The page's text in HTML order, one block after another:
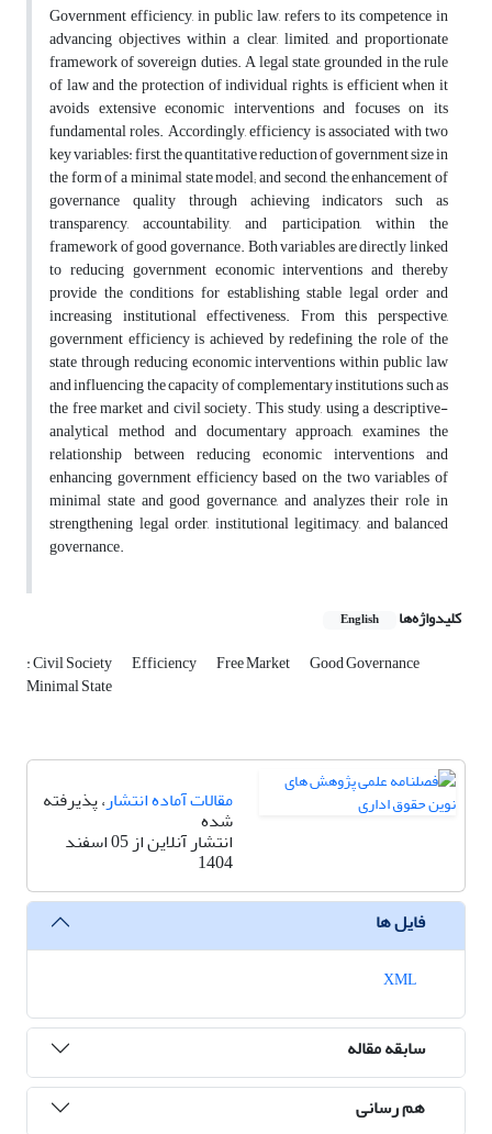
Government efficiency, in public law, refers to its competence in
advancing objectives within a clear, limited, and proportionate
framework of sovereign duties. A legal state, grounded in the rule
of law and the protection of individual rights, is efficient when it
avoids extensive economic interventions and focuses on its
fundamental roles. Accordingly, efficiency is associated with two
key variables: first, the quantitative reduction of government size in
the form of a minimal state model; and second, the enhancement of
governance quality through achieving indicators such as
transparency, accountability, and participation, within the
framework of good governance. Both variables are directly linked
to reducing government economic interventions and thereby
provide the conditions for establishing stable legal order and
increasing institutional effectiveness. From this perspective,
government efficiency is achieved by redefining the role of the
state through reducing economic interventions within public law
and influencing the capacity of complementary institutions such as
the free market and civil society. This study, using a descriptive-
analytical method and documentary approach, examines the
relationship between reducing economic interventions and
enhancing government efficiency based on the two variables of
minimal state and good governance, and analyzes their role in
strengthening legal order, institutional legitimacy, and balanced
governance.
کلیدواژه‌ها English
: Civil Society Efficiency Free Market Good Governance
Minimal State
مقالات آماده انتشار، پذیرفته
شده
انتشار آنلاین از 05 اسفند
1404
فایل ها
سابقه مقاله
هم رسانی